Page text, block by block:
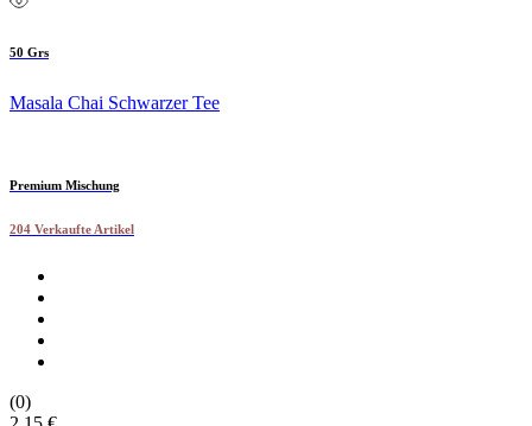
50 Grs
Masala Chai Schwarzer Tee
Premium Mischung
204 Verkaufte Artikel
(0)